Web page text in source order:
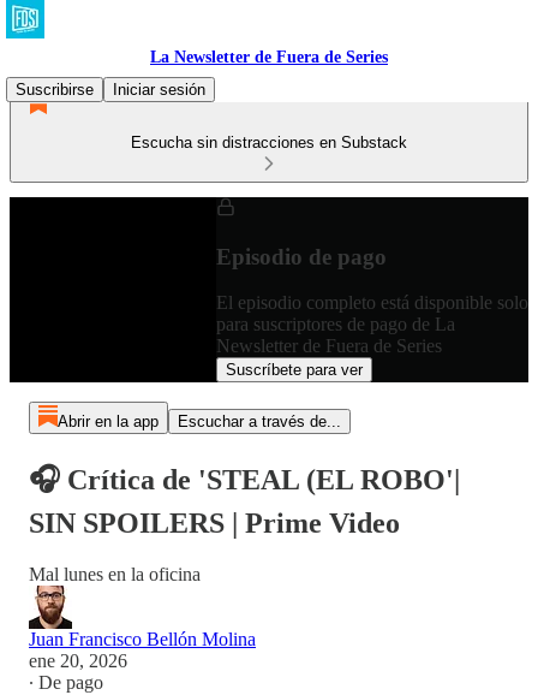
La Newsletter de Fuera de Series
Suscribirse
Iniciar sesión
Escucha sin distracciones en Substack
Episodio de pago
El episodio completo está disponible solo
para suscriptores de pago de La
Newsletter de Fuera de Series
Suscríbete para ver
Abrir en la app Escuchar a través de...
🎧 Crítica de 'STEAL (EL ROBO'|
SIN SPOILERS | Prime Video
Mal lunes en la oficina
Juan Francisco Bellón Molina
ene 20, 2026
∙ De pago